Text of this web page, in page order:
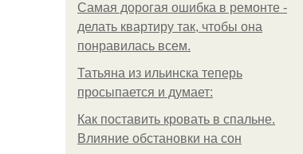
Самая дорогая ошибка в ремонте -
делать квартиру так, чтобы она
понравилась всем.
Татьяна из ильинска теперь
просыпается и думает:
Как поставить кровать в спальне.
Влияние обстановки на сон